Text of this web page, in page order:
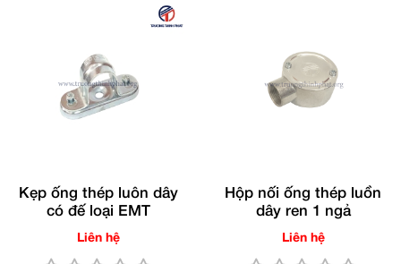
Kẹp ống thép luôn dây
có đế loại EMT
Liên hệ
Hộp nối ống thép luồn
dây ren 1 ngả
Liên hệ